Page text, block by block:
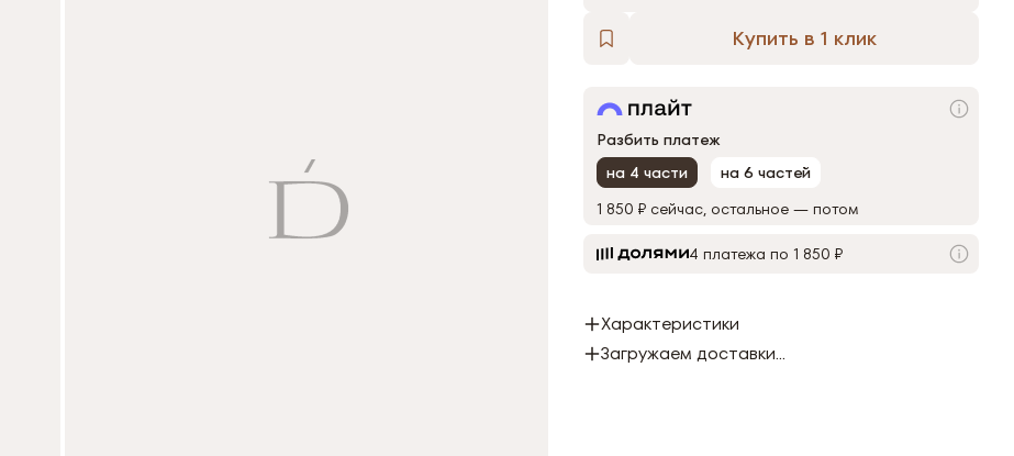
Купить в 1 клик
Разбить платеж
на 4 части
на 6 частей
1 850 ₽ сейчас, остальное — потом
4 платежа по 1 850 ₽
Характеристики
Загружаем доставки...